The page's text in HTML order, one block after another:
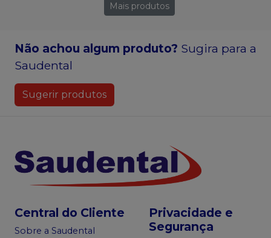
Mais produtos
Não achou algum produto? Sugira para a
Saudental
Sugerir produtos
Central do Cliente
Sobre a Saudental
Privacidade e
Segurança